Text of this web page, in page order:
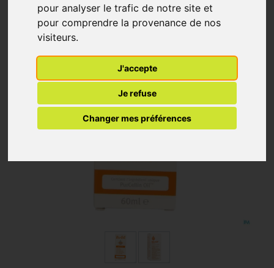
pour analyser le trafic de notre site et
pour comprendre la provenance de nos
visiteurs.
J'accepte
Je refuse
Changer mes préférences